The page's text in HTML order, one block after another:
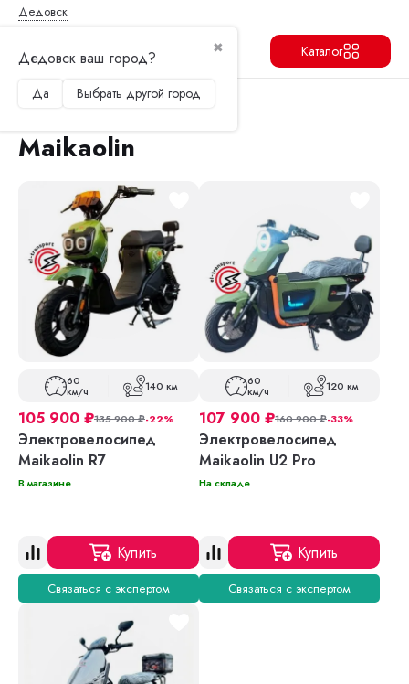
Дедовск
✖
Дедовск ваш город?
Да Выбрать другой город
Каталог
Главная Электроскутеры Maikaolin
Maikaolin
60
км/ч 140 км
105 900 ₽135 900₽-22%
Электровелосипед
Maikaolin R7
В магазине
Купить
Связаться с экспертом
60
км/ч 120 км
107 900 ₽160 900₽-33%
Электровелосипед
Maikaolin U2 Pro
На складе
Купить
Связаться с экспертом
Продолжить